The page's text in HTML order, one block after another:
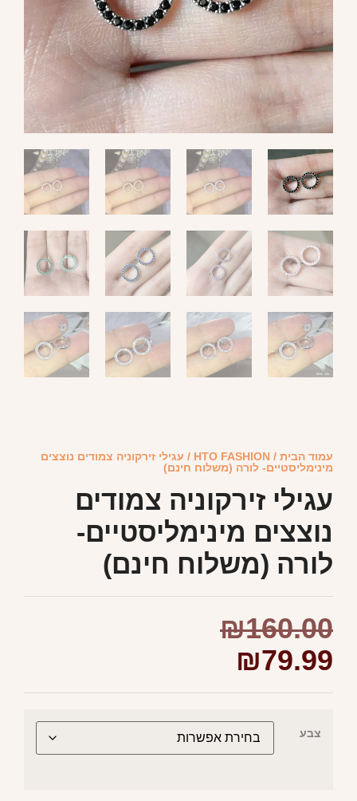
עמוד הבית /
HTO FASHION / עגילי זירקוניה צמודים נוצצים
מינימליסטיים- לורה (משלוח חינם)
עגילי זירקוניה צמודים
נוצצים מינימליסטיים-
לורה (משלוח חינם)
₪160.00
₪79.99
צבע